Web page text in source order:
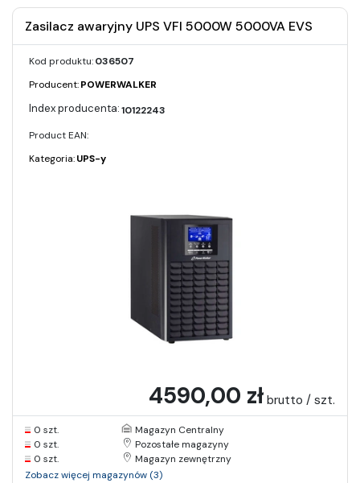
Zasilacz awaryjny UPS VFI 5000W 5000VA EVS
Kod produktu:036507
Producent:POWERWALKER
10122243
Product EAN:
Kategoria:UPS-y
4590,00 zł brutto / szt.
0 szt.
Magazyn Centralny
0 szt.
Pozostałe magazyny
0 szt.
Magazyn zewnętrzny
Zobacz więcej magazynów (3)